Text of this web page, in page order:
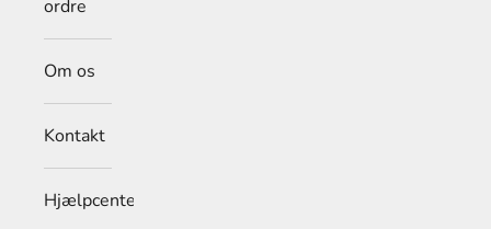
ordre
Om os
Kontakt
Hjælpcenter